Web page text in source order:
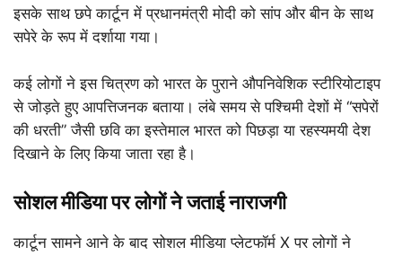
इसके साथ छपे कार्टून में प्रधानमंत्री मोदी को सांप और बीन के साथ
सपेरे के रूप में दर्शाया गया।
कई लोगों ने इस चित्रण को भारत के पुराने औपनिवेशिक स्टीरियोटाइप
से जोड़ते हुए आपत्तिजनक बताया। लंबे समय से पश्चिमी देशों में “सपेरों
की धरती” जैसी छवि का इस्तेमाल भारत को पिछड़ा या रहस्यमयी देश
दिखाने के लिए किया जाता रहा है।
सोशल मीडिया पर लोगों ने जताई नाराजगी
कार्टून सामने आने के बाद सोशल मीडिया प्लेटफॉर्म X पर लोगों ने